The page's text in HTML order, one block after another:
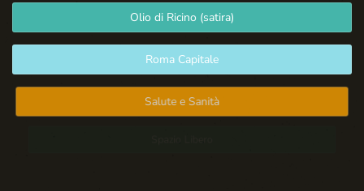
Olio di Ricino (satira)
Roma Capitale
Salute e Sanità